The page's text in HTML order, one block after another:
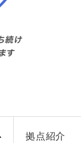
拠点紹介